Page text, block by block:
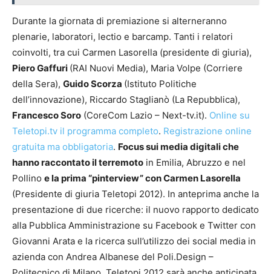
Durante la giornata di premiazione si alterneranno
plenarie, laboratori, lectio e barcamp. Tanti i relatori
coinvolti, tra cui Carmen Lasorella (presidente di giuria),
Piero Gaffuri (RAI Nuovi Media), Maria Volpe (Corriere
della Sera), Guido Scorza (Istituto Politiche
dell’innovazione), Riccardo Staglianò (La Repubblica),
Francesco Soro (CoreCom Lazio – Next-tv.it). Online su
Teletopi.tv il programma completo. Registrazione online
gratuita ma obbligatoria. Focussui media digitali che
hanno raccontato il terremoto in Emilia, Abruzzo e nel
Pollino e la prima “pinterview” con Carmen Lasorella
(Presidente di giuria Teletopi 2012). In anteprima anche la
presentazione di due ricerche: il nuovo rapporto dedicato
alla Pubblica Amministrazione su Facebook e Twitter con
Giovanni Arata e la ricerca sull’utilizzo dei social media in
azienda con Andrea Albanese del Poli.Design –